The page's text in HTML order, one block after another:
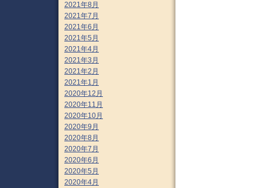
2021年8月
2021年7月
2021年6月
2021年5月
2021年4月
2021年3月
2021年2月
2021年1月
2020年12月
2020年11月
2020年10月
2020年9月
2020年8月
2020年7月
2020年6月
2020年5月
2020年4月